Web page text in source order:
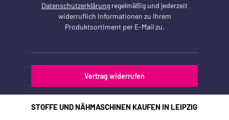
Datenschutzerklärung regelmäßig und jederzeit
widerruflich Informationen zu Ihrem
Produktsortiment per E-Mail zu.
Vertrag widerrufen
STOFFE UND NÄHMASCHINEN KAUFEN IN LEIPZIG